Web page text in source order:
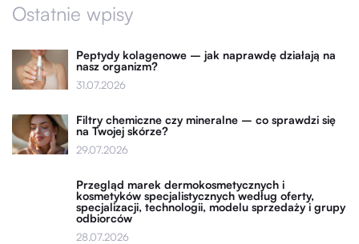
Ostatnie wpisy
Peptydy kolagenowe – jak naprawdę działają na
nasz organizm?
31.07.2026
Filtry chemiczne czy mineralne – co sprawdzi się
na Twojej skórze?
29.07.2026
Przegląd marek dermokosmetycznych i
kosmetyków specjalistycznych według oferty,
specjalizacji, technologii, modelu sprzedaży i grupy
odbiorców
28.07.2026